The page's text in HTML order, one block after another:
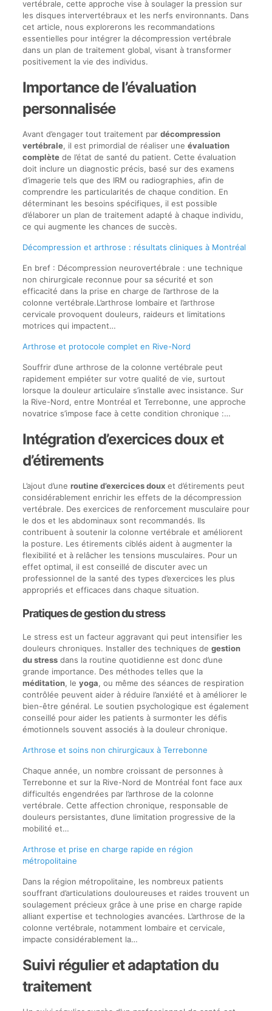
vertébrale, cette approche vise à soulager la pression sur
les disques intervertébraux et les nerfs environnants. Dans
cet article, nous explorerons les recommandations
essentielles pour intégrer la décompression vertébrale
dans un plan de traitement global, visant à transformer
positivement la vie des individus.
Importance de l’évaluation
personnalisée
Avant d’engager tout traitement par décompression
vertébrale, il est primordial de réaliser une évaluation
complètede l’état de santé du patient. Cette évaluation
doit inclure un diagnostic précis, basé sur des examens
d’imagerie tels que des IRM ou radiographies, afin de
comprendre les particularités de chaque condition. En
déterminant les besoins spécifiques, il est possible
d’élaborer un plan de traitement adapté à chaque individu,
ce qui augmente les chances de succès.
Décompression et arthrose : résultats cliniques à Montréal
En bref : Décompression neurovertébrale : une technique
non chirurgicale reconnue pour sa sécurité et son
efficacité dans la prise en charge de l’arthrose de la
colonne vertébrale.L’arthrose lombaire et l’arthrose
cervicale provoquent douleurs, raideurs et limitations
motrices qui impactent…
Arthrose et protocole complet en Rive-Nord
Souffrir d’une arthrose de la colonne vertébrale peut
rapidement empiéter sur votre qualité de vie, surtout
lorsque la douleur articulaire s’installe avec insistance. Sur
la Rive-Nord, entre Montréal et Terrebonne, une approche
novatrice s’impose face à cette condition chronique :…
Intégration d’exercices doux et
d’étirements
L’ajout d’une routine d’exercices douxet d’étirements peut
considérablement enrichir les effets de la décompression
vertébrale. Des exercices de renforcement musculaire pour
le dos et les abdominaux sont recommandés. Ils
contribuent à soutenir la colonne vertébrale et améliorent
la posture. Les étirements ciblés aident à augmenter la
flexibilité et à relâcher les tensions musculaires. Pour un
effet optimal, il est conseillé de discuter avec un
professionnel de la santé des types d’exercices les plus
appropriés et efficaces dans chaque situation.
Pratiques de gestion du stress
Le stress est un facteur aggravant qui peut intensifier les
douleurs chroniques. Installer des techniques de gestion
du stressdans la routine quotidienne est donc d’une
grande importance. Des méthodes telles que la
méditation, le yoga, ou même des séances de respiration
contrôlée peuvent aider à réduire l’anxiété et à améliorer le
bien-être général. Le soutien psychologique est également
conseillé pour aider les patients à surmonter les défis
émotionnels souvent associés à la douleur chronique.
Arthrose et soins non chirurgicaux à Terrebonne
Chaque année, un nombre croissant de personnes à
Terrebonne et sur la Rive-Nord de Montréal font face aux
difficultés engendrées par l’arthrose de la colonne
vertébrale. Cette affection chronique, responsable de
douleurs persistantes, d’une limitation progressive de la
mobilité et…
Arthrose et prise en charge rapide en région
métropolitaine
Dans la région métropolitaine, les nombreux patients
souffrant d’articulations douloureuses et raides trouvent un
soulagement précieux grâce à une prise en charge rapide
alliant expertise et technologies avancées. L’arthrose de la
colonne vertébrale, notamment lombaire et cervicale,
impacte considérablement la…
Suivi régulier et adaptation du
traitement